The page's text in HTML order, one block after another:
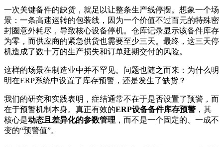
一次关键备件的缺货，就足以让整条生产线停摆。想象一个场
景：一条高速运转的包装线，因为一个价值不过百元的特殊密
封圈意外耗尽，导致核心设备停机。仓库记录显示该备件库存
为零，而供应商的紧急供货也需要至少三天。最终，这三天停
机造成了数十万的生产损失和订单延期交付的风险。
这样的场景在制造业中并不罕见。问题也随之而来：为什么明
明在ERP系统中设置了库存预警，还是发生了缺货？
我们的研究和实践表明，症结通常不在于是否设置了预警，而
在于预警机制本身。真正有效的ERP设备备件库存预警 ，其
核心是动态且差异化的参数管理 ，而不是一个固定的、一成不
变的“预警值”。